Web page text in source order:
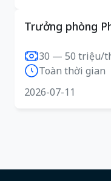
Trưởng phòng
30 — 50 triệu/
Toàn thời gian
2026-07-11